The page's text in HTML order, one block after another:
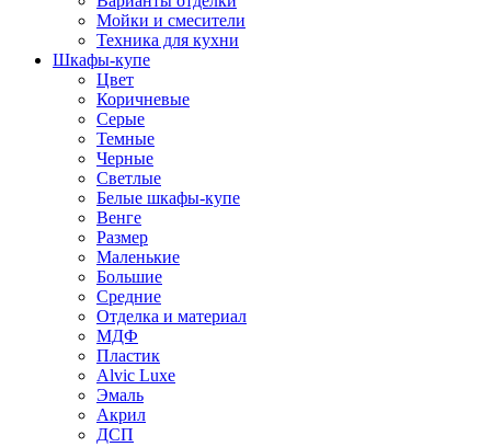
Мойки и смесители
Техника для кухни
Шкафы-купе
Цвет
Коричневые
Серые
Темные
Черные
Светлые
Белые шкафы-купе
Венге
Размер
Маленькие
Большие
Средние
Отделка и материал
МДФ
Пластик
Alvic Luxe
Эмаль
Акрил
ДСП